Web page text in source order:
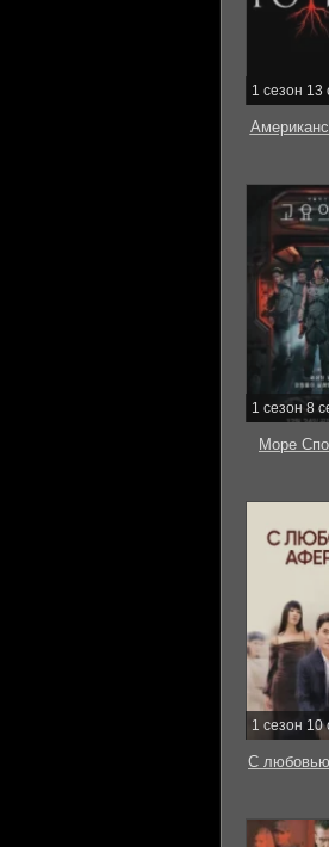
1 сезон 13
1 сезон 8
Море
1 сезон 10
С